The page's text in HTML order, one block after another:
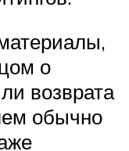
о
возврата
обычно